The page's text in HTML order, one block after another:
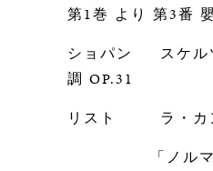
第1巻 より 第3番
ショパン
スケ
調 OP.31
リスト
ラ・カ
「ノル